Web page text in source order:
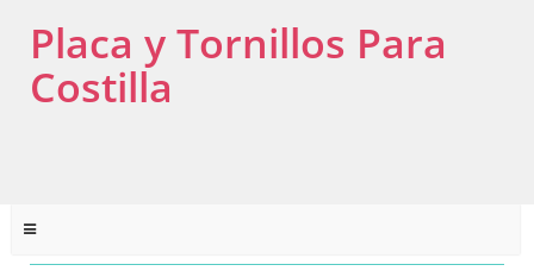
Placa y Tornillos Para
Costilla